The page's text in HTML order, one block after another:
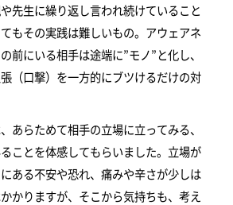
先生に繰り返し言われ続けていること
もその実践は難しいもの。アウェアネ
前にいる相手は途端に”モノ”と化し、
（口撃）を一方的にブツけるだけの対
あらためて相手の立場に立ってみる、
ことを体感してもらいました。立場が
ある不安や恐れ、痛みや辛さが少しは
かりますが、そこから気持ちも、考え